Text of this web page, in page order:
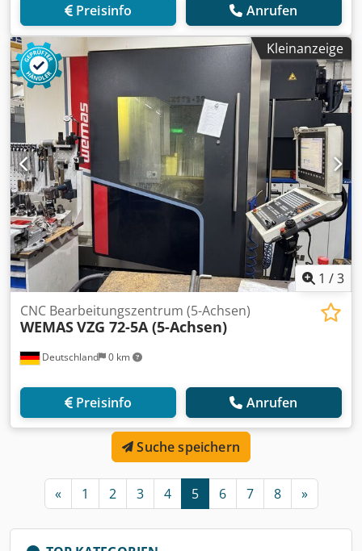
Preisinfo Anrufen
Kleinanzeige
1 /3
Deutschland 0 km
CNC Bearbeitungszentrum (5-Achsen)
WEMASVZG 72-5A (5-Achsen)
Preisinfo Anrufen
Suche speichern
« 1 2 3 4 5 6 7 8 »